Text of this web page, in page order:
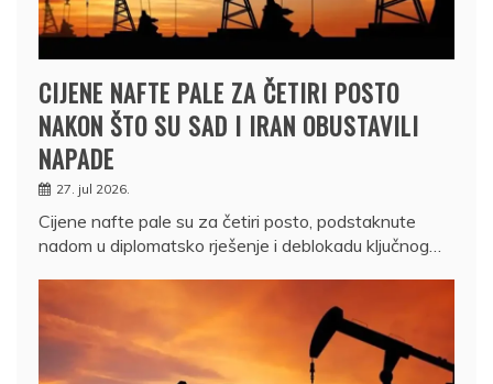
CIJENE NAFTE PALE ZA ČETIRI POSTO
NAKON ŠTO SU SAD I IRAN OBUSTAVILI
NAPADE
27. jul 2026.
Cijene nafte pale su za četiri posto, podstaknute
nadom u diplomatsko rješenje i deblokadu ključnog…